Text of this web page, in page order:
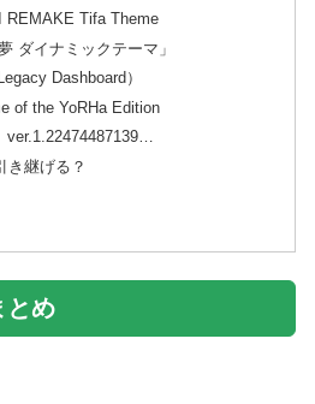
REMAKE Tifa Theme
ダイナミックテーマ」
Dashboard）
of the YoRHa Edition
ver.1.22474487139…
き継げる？
とめ